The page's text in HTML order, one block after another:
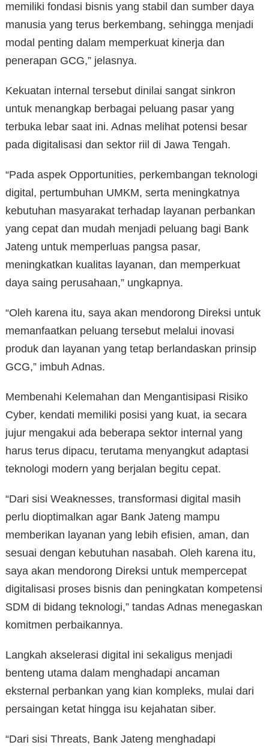
memiliki fondasi bisnis yang stabil dan sumber daya
manusia yang terus berkembang, sehingga menjadi
modal penting dalam memperkuat kinerja dan
penerapan GCG,” jelasnya.
Kekuatan internal tersebut dinilai sangat sinkron
untuk menangkap berbagai peluang pasar yang
terbuka lebar saat ini. Adnas melihat potensi besar
pada digitalisasi dan sektor riil di Jawa Tengah.
“Pada aspek Opportunities, perkembangan teknologi
digital, pertumbuhan UMKM, serta meningkatnya
kebutuhan masyarakat terhadap layanan perbankan
yang cepat dan mudah menjadi peluang bagi Bank
Jateng untuk memperluas pangsa pasar,
meningkatkan kualitas layanan, dan memperkuat
daya saing perusahaan,” ungkapnya.
“Oleh karena itu, saya akan mendorong Direksi untuk
memanfaatkan peluang tersebut melalui inovasi
produk dan layanan yang tetap berlandaskan prinsip
GCG,” imbuh Adnas.
Membenahi Kelemahan dan Mengantisipasi Risiko
Cyber, kendati memiliki posisi yang kuat, ia secara
jujur mengakui ada beberapa sektor internal yang
harus terus dipacu, terutama menyangkut adaptasi
teknologi modern yang berjalan begitu cepat.
“Dari sisi Weaknesses, transformasi digital masih
perlu dioptimalkan agar Bank Jateng mampu
memberikan layanan yang lebih efisien, aman, dan
sesuai dengan kebutuhan nasabah. Oleh karena itu,
saya akan mendorong Direksi untuk mempercepat
digitalisasi proses bisnis dan peningkatan kompetensi
SDM di bidang teknologi,” tandas Adnas menegaskan
komitmen perbaikannya.
Langkah akselerasi digital ini sekaligus menjadi
benteng utama dalam menghadapi ancaman
eksternal perbankan yang kian kompleks, mulai dari
persaingan ketat hingga isu kejahatan siber.
“Dari sisi Threats, Bank Jateng menghadapi